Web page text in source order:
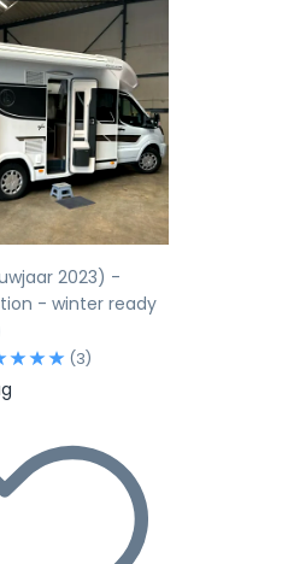
Volgende
2023) -
- winter ready
(3)